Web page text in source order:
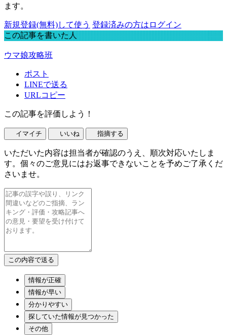
ます。
新規登録(無料)して使う 登録済みの方はログイン
この記事を書いた人
ウマ娘攻略班
ポスト
LINEで送る
URLコピー
この記事を評価しよう！
イマイチ いいね 指摘する
いただいた内容は担当者が確認のうえ、順次対応いたしま
す。個々のご意見にはお返事できないことを予めご了承くだ
さいませ。
情報が正確
情報が早い
分かりやすい
探していた情報が見つかった
その他